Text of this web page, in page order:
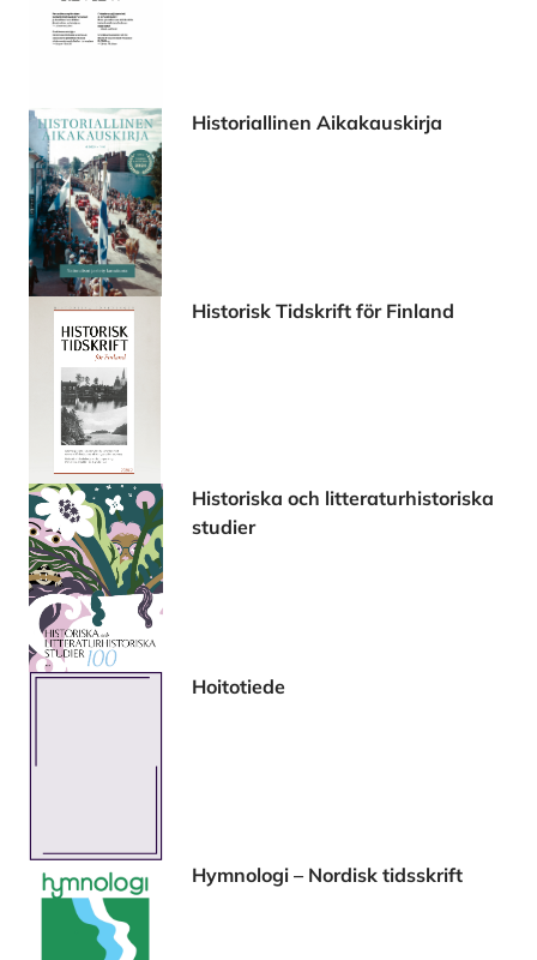
Historiallinen Aikakauskirja
Historisk Tidskrift för Finland
Historiska och litteraturhistoriska
studier
Hoitotiede
Hymnologi – Nordisk tidsskrift